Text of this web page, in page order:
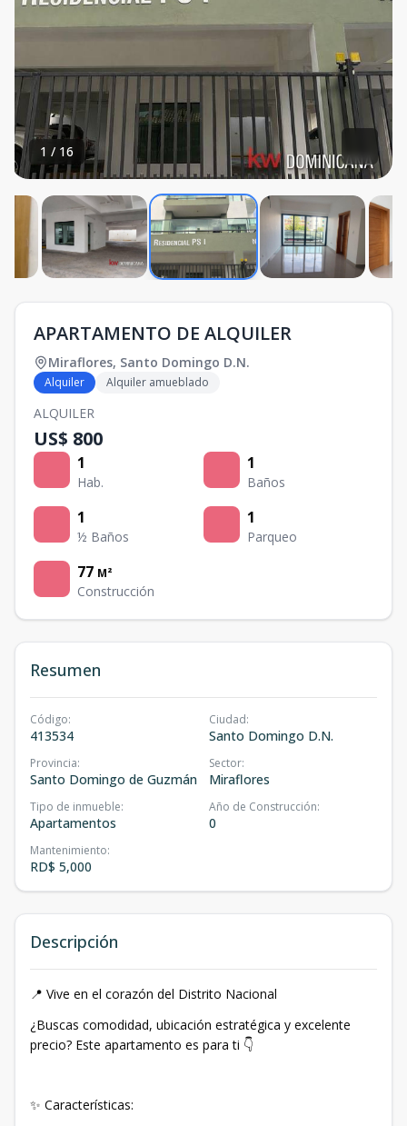
1 / 16
APARTAMENTO DE ALQUILER
Miraflores, Santo Domingo D.N.
Alquiler Alquiler amueblado
ALQUILER
US$ 800
1
Hab.
1
Baños
1
½ Baños
1
Parqueo
77 M²
Construcción
Resumen
Código:
413534
Ciudad:
Santo Domingo D.N.
Provincia:
Santo Domingo de Guzmán
Sector:
Miraflores
Tipo de inmueble:
Apartamentos
Año de Construcción:
0
Mantenimiento:
RD$ 5,000
Descripción
📍 Vive en el corazón del Distrito Nacional
¿Buscas comodidad, ubicación estratégica y excelente
precio? Este apartamento es para ti 👇
✨ Características: